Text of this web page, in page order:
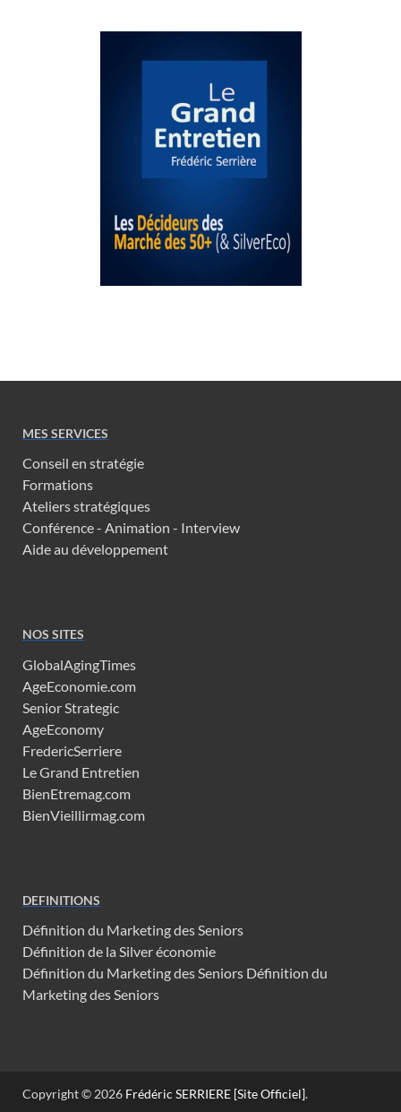
MES SERVICES
Conseil en stratégie
Formations
Ateliers stratégiques
Conférence - Animation - Interview
Aide au développement
NOS SITES
GlobalAgingTimes
AgeEconomie.com
Senior Strategic
AgeEconomy
FredericSerriere
Le Grand Entretien
BienEtremag.com
BienVieillirmag.com
DEFINITIONS
Définition du Marketing des Seniors
Définition de la Silver économie
Définition du Marketing des Seniors Définition du
Marketing des Seniors
Copyright © 2026 Frédéric SERRIERE [Site Officiel].